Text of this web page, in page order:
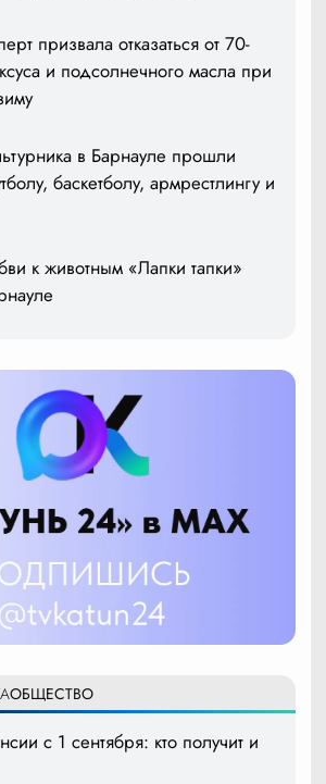
призвала отказаться от 70-
и подсолнечного масла при
в Барнауле прошли
баскетболу, армрестлингу и
к животным «Лапки тапки»
ОБЩЕСТВО
с 1 сентября: кто получит и